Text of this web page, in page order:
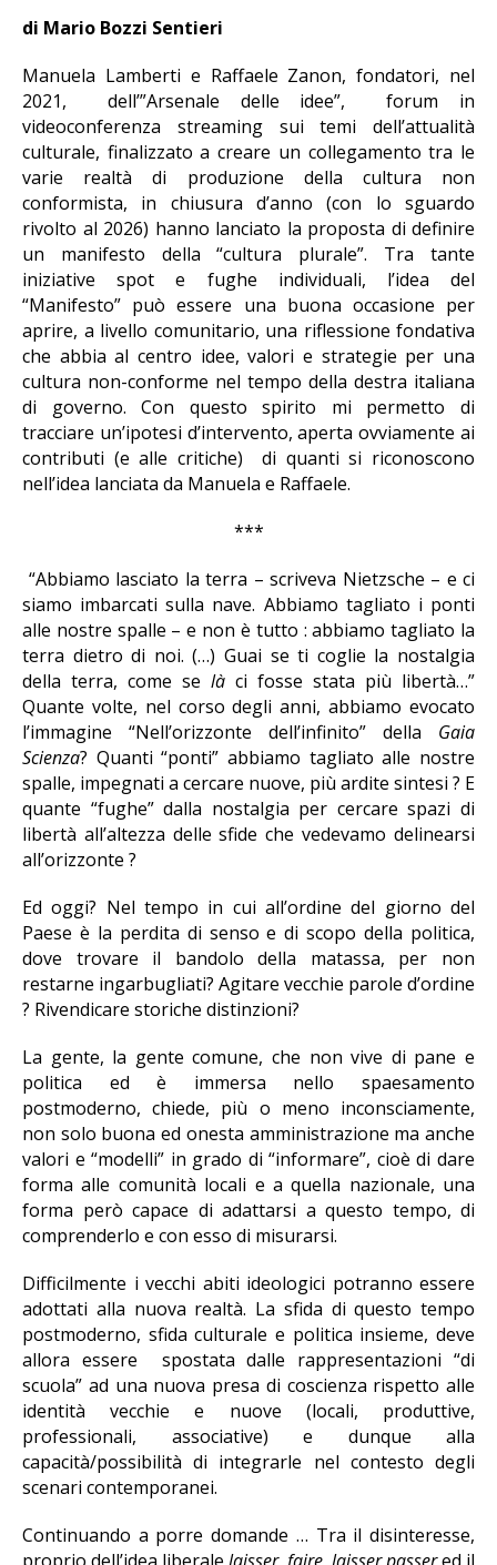
di Mario Bozzi Sentieri
Manuela Lamberti e Raffaele Zanon, fondatori, nel
2021, dell’”Arsenale delle idee”, forum in
videoconferenza streaming sui temi dell’attualità
culturale, finalizzato a creare un collegamento tra le
varie realtà di produzione della cultura non
conformista, in chiusura d’anno (con lo sguardo
rivolto al 2026) hanno lanciato la proposta di definire
un manifesto della “cultura plurale”. Tra tante
iniziative spot e fughe individuali, l’idea del
“Manifesto” può essere una buona occasione per
aprire, a livello comunitario, una riflessione fondativa
che abbia al centro idee, valori e strategie per una
cultura non-conforme nel tempo della destra italiana
di governo. Con questo spirito mi permetto di
tracciare un’ipotesi d’intervento, aperta ovviamente ai
contributi (e alle critiche) di quanti si riconoscono
nell’idea lanciata da Manuela e Raffaele.
***
“Abbiamo lasciato la terra – scriveva Nietzsche – e ci
siamo imbarcati sulla nave. Abbiamo tagliato i ponti
alle nostre spalle – e non è tutto : abbiamo tagliato la
terra dietro di noi. (…) Guai se ti coglie la nostalgia
della terra, come se là ci fosse stata più libertà…”
Quante volte, nel corso degli anni, abbiamo evocato
l’immagine “Nell’orizzonte dell’infinito” della Gaia
Scienza? Quanti “ponti” abbiamo tagliato alle nostre
spalle, impegnati a cercare nuove, più ardite sintesi ? E
quante “fughe” dalla nostalgia per cercare spazi di
libertà all’altezza delle sfide che vedevamo delinearsi
all’orizzonte ?
Ed oggi? Nel tempo in cui all’ordine del giorno del
Paese è la perdita di senso e di scopo della politica,
dove trovare il bandolo della matassa, per non
restarne ingarbugliati? Agitare vecchie parole d’ordine
? Rivendicare storiche distinzioni?
La gente, la gente comune, che non vive di pane e
politica ed è immersa nello spaesamento
postmoderno, chiede, più o meno inconsciamente,
non solo buona ed onesta amministrazione ma anche
valori e “modelli” in grado di “informare”, cioè di dare
forma alle comunità locali e a quella nazionale, una
forma però capace di adattarsi a questo tempo, di
comprenderlo e con esso di misurarsi.
Difficilmente i vecchi abiti ideologici potranno essere
adottati alla nuova realtà. La sfida di questo tempo
postmoderno, sfida culturale e politica insieme, deve
allora essere spostata dalle rappresentazioni “di
scuola” ad una nuova presa di coscienza rispetto alle
identità vecchie e nuove (locali, produttive,
professionali, associative) e dunque alla
capacità/possibilità di integrarle nel contesto degli
scenari contemporanei.
Continuando a porre domande … Tra il disinteresse,